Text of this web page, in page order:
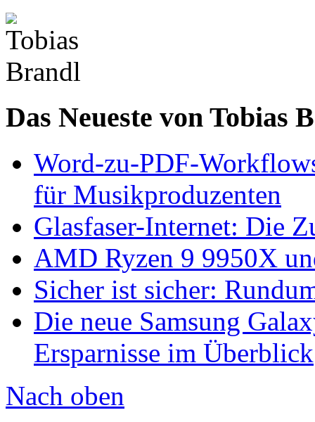
Das Neueste von Tobias
Word-zu-PDF-
für Musikproduzenten
Glasfaser-Internet: Die
AMD Ryzen 9 9950X
Sicher ist sicher:
Die neue Samsung
Ersparnisse im Überblick
Nach oben